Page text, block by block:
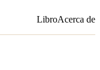
LibroAcerca de